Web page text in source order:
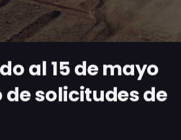
al 15 de mayo
de solicitudes de